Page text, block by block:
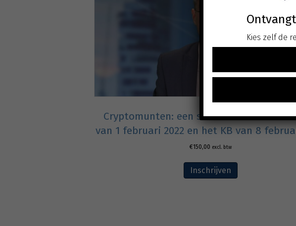
Cryptomunten: een stand van zaken –
van 1 februari 2022 en het KB van 8
€150,00 excl. btw
Inschrijven
Kies zelf de